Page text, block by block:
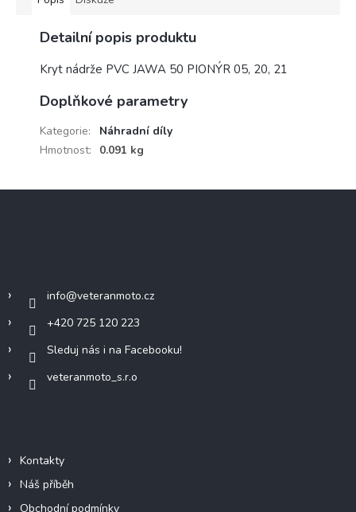
Detailní popis produktu
Kryt nádrže PVC JAWA 50 PIONÝR 05, 20, 21
Doplňkové parametry
Kategorie:
Náhradní díly
Hmotnost: 0.091 kg
info@veteranmoto.cz
+420 725 120 223
Sleduj nás i na Facebooku!
veteranmoto_s.r.o
Kontakty
Náš příběh
Obchodní podmínky